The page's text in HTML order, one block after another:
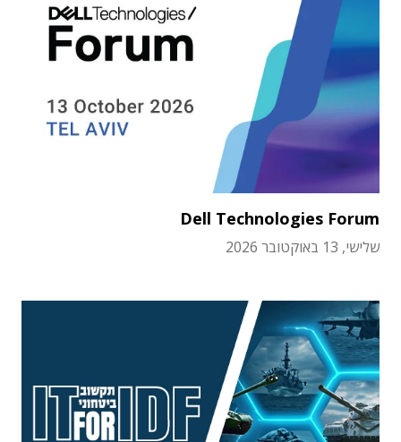
Dell Technologies Forum
שלישי, 13 באוקטובר 2026